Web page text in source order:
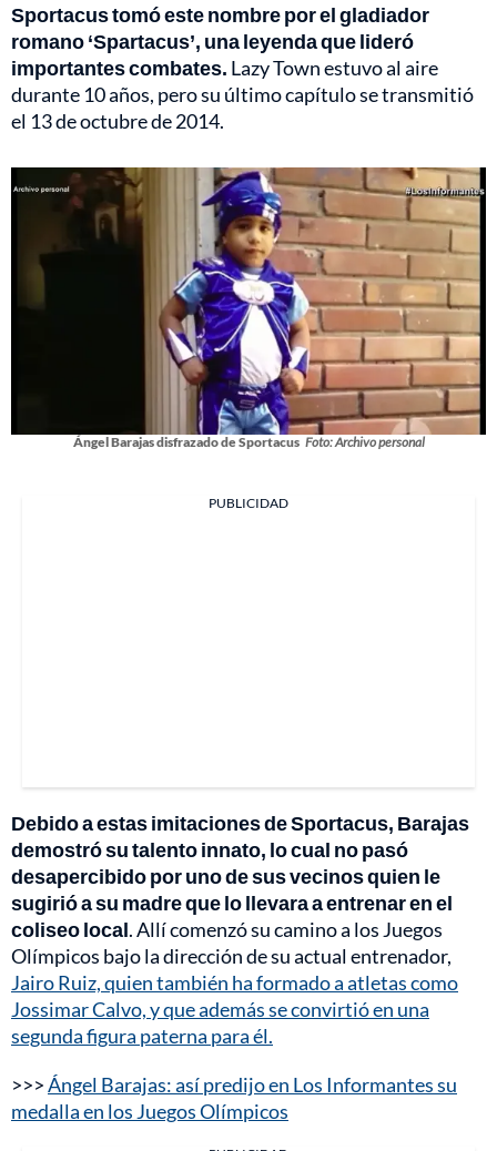
Sportacus tomó este nombre por el gladiador
romano ‘Spartacus’, una leyenda que lideró
importantes combates. Lazy Town estuvo al aire
durante 10 años, pero su último capítulo se transmitió
el 13 de octubre de 2014.
Ángel Barajas disfrazado de Sportacus Foto: Archivo personal
PUBLICIDAD
Debido a estas imitaciones de Sportacus, Barajas
demostró su talento innato, lo cual no pasó
desapercibido por uno de sus vecinos quien le
sugirió a su madre que lo llevara a entrenar en el
coliseo local. Allí comenzó su camino a los Juegos
Olímpicos bajo la dirección de su actual entrenador,
Jairo Ruiz, quien también ha formado a atletas como
Jossimar Calvo, y que además se convirtió en una
segunda figura paterna para él.
>>>Ángel Barajas: así predijo en Los Informantes su
medalla en los Juegos Olímpicos